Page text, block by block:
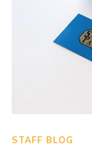
STAFF BLOG